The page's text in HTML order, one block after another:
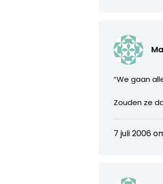
“We gaan
Zouden ze
7 juli 2006